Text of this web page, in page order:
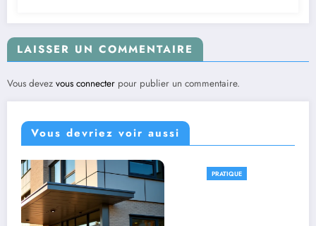
LAISSER UN COMMENTAIRE
Vous devez vous connecter pour publier un commentaire.
Vous devriez voir aussi
PRATIQUE